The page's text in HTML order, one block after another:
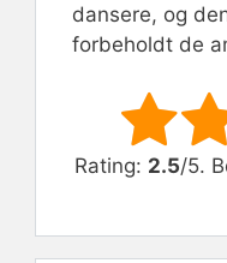
dansere, og
forbeholdt de
Rate this item:
Rating: 2.5/5.